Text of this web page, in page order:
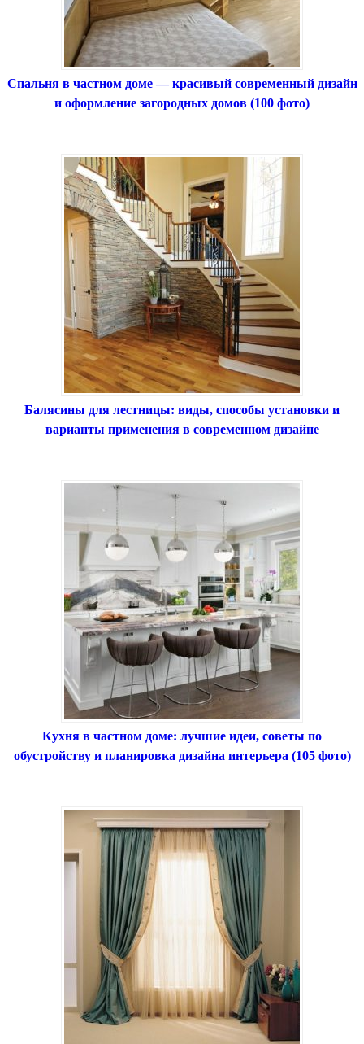
Спальня в частном доме — красивый современный дизайн
и оформление загородных домов (100 фото)
Балясины для лестницы: виды, способы установки и
варианты применения в современном дизайне
Кухня в частном доме: лучшие идеи, советы по
обустройству и планировка дизайна интерьера (105 фото)